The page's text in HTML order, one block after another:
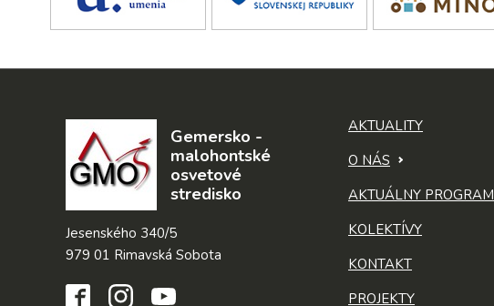
Gemersko -
malohontské
osvetové
stredisko
Jesenského 340/5
979 01 Rimavská Sobota
AKTUALITY
O NÁS
AKTUÁLNY PROGRAM
KOLEKTÍVY
KONTAKT
PROJEKTY